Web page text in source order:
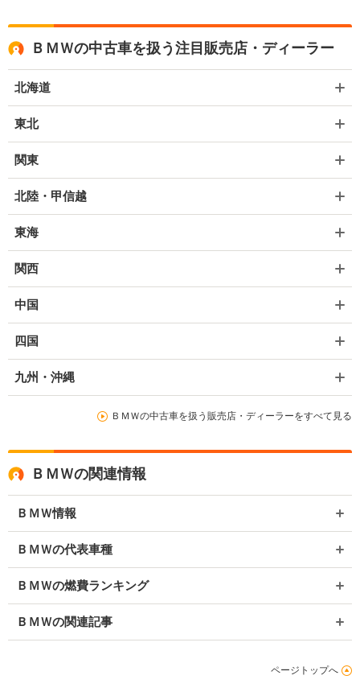
ＢＭＷの中古車を扱う注目販売店・ディーラー
北海道
東北
関東
北陸・甲信越
東海
関西
中国
四国
九州・沖縄
ＢＭＷの中古車を扱う販売店・ディーラーをすべて見る
ＢＭＷの関連情報
ＢＭＷ情報
ＢＭＷの代表車種
ＢＭＷの燃費ランキング
ＢＭＷの関連記事
ページトップへ